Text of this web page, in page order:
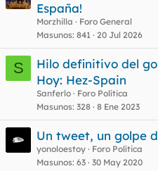
España!
Morzhilla
Foro General
Masunos 841 20 Jul 2026
S
Hilo definitivo del
Hoy: Hez-Spain
Sanferlo
Foro Política
Masunos 328 8 Ene 2023
Un tweet, un golpe
yonoloestoy
Foro Política
Masunos 63 30 May 2020